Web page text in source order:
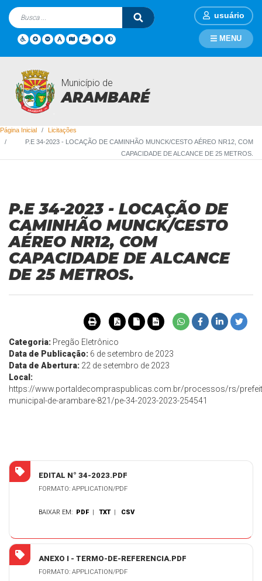
usuário
Município de
ARAMBARÉ
MENU
Licitações
Página Inicial
Licitações
P.E 34-2023 - LOCAÇÃO DE CAMINHÃO MUNCK/CESTO AÉREO NR12, COM
CAPACIDADE DE ALCANCE DE 25 METROS.
P.E 34-2023 - LOCAÇÃO DE
CAMINHÃO MUNCK/CESTO
AÉREO NR12, COM
CAPACIDADE DE ALCANCE
DE 25 METROS.
Categoria: Pregão Eletrônico
Data de Publicação: 6 de setembro de 2023
Data de Abertura: 22 de setembro de 2023
Local:
https://www.portaldecompraspublicas.com.br/processos/rs/
municipal-de-arambare-821/pe-34-2023-2023-254541
EDITAL N° 34-2023.PDF
FORMATO: APPLICATION/PDF
BAIXAR EM: PDF |TXT | CSV
ANEXO I - TERMO-DE-REFERENCIA.PDF
FORMATO: APPLICATION/PDF